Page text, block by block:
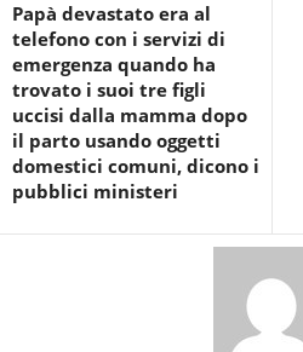
Papà devastato era al
telefono con i servizi di
emergenza quando ha
trovato i suoi tre figli
uccisi dalla mamma dopo
il parto usando oggetti
domestici comuni, dicono i
pubblici ministeri